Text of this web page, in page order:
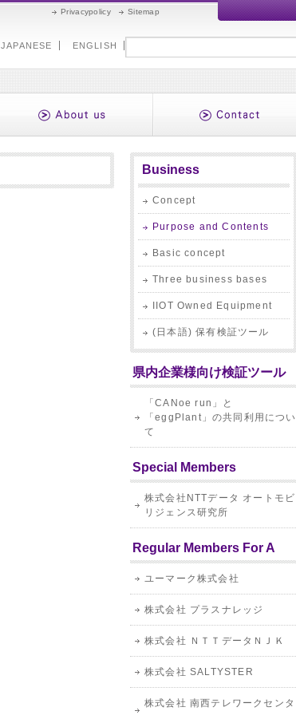
Privacypolicy Sitemap
JAPANESE ENGLISH
Business
Concept
Purpose and Contents
Basic concept
Three business bases
IIOT Owned Equipment
(日本語) 保有検証ツール
県内企業様向け検証ツール
「CANoe run」と
「eggPlant」の共同利用につい
て
Special Members
株式会社NTTデータ オートモビ
リジェンス研究所
Regular Members For A
ユーマーク株式会社
株式会社 プラスナレッジ
株式会社 ＮＴＴデータＮＪＫ
株式会社 SALTYSTER
株式会社 南西テレワークセンタ